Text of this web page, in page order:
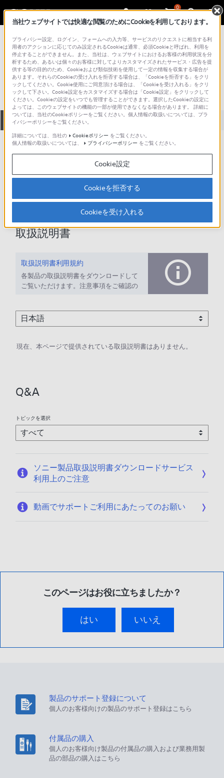
0
総合サポート・お問い合わせ プロフェッショナル／業務用
LD-501AT
全て ダウンロード 取扱説明書 Q&A
ダウンロード
現在、本ページで提供されているアップデート情報はありませ
取扱説明書
取扱説明書利用規約
各製品の取扱説明書をダウンロードして
ご覧いただけます。注意事項をご確認の
現在、本ページで提供されている取扱説明書はありません。
Q&A
トピックを選択
ソニー製品取扱説明書ダウンロードサービス
利用上のご注意
動画でサポートご利用にあたってのお願い
このページはお役に立ちましたか？
はい いいえ
製品のサポート登録について
個人のお客様向けの製品のサポート登録はこちら
付属品の購入
個人のお客様向け製品の付属品の購入および業務用製
品の部品の購入はこちら
当社ウェブサイトでは快適な閲覧のためにCookieを利用しております。
プライバシー設定、ログイン、フォームへの入力等、サービスのリクエストに相当する利
用者のアクションに応じてのみ設定されるCookieは通常、必須Cookieと呼ばれ、利用を
停止することができません。また、当社は、ウェブサイトにおけるお客様の利用状況を分
析するため、あるいは個々のお客様に対してよりカスタマイズされたサービス・広告を提
供する等の目的のため、Cookieおよび類似技術を使用して一定の情報を収集する場合が
あります。それらのCookieの受け入れを拒否する場合は、「Cookieを拒否する」をクリ
ックしてください。Cookie使用にご同意頂ける場合は、「Cookieを受け入れる」をクリ
ックして下さい。Cookie設定をカスタマイズする場合は「Cookie設定」をクリックして
ください。Cookieの設定をいつでも管理することができます。選択したCookieの設定に
よっては、このウェブサイトの機能の一部が使用できなくなる場合があります。 詳細に
ついては、当社のCookieポリシーをご覧ください。個人情報の取扱いについては、プラ
イバシーポリシーをご覧ください。
詳細については、当社の
Cookieポリシー をご覧ください。
個人情報の取扱いについては、
プライバシーポリシー をご覧ください。
Cookie設定
Cookieを拒否する
Cookieを受け入れる